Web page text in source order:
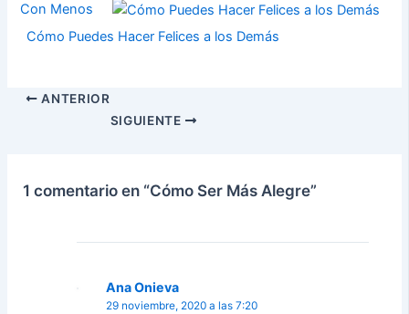
Con Menos
Cómo Puedes Hacer Felices a los Demás
ANTERIOR
SIGUIENTE
1 comentario en “Cómo Ser Más Alegre”
Ana Onieva
29 noviembre, 2020 a las 7:20